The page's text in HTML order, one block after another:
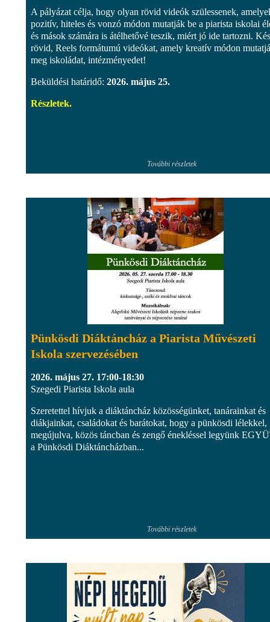
A pályázat célja, hogy olyan rövid videók szülessenek,
pozitív, hiteles és vonzó módon mutatják be a piarista iskolai
és mások számára is átélhetővé teszik, miért jó ide tartozni.
rövid, Reels formátumú videókat, amely kreatív módon
meg iskoládat, intézményedet!
Beküldési határidő: 2026. május 25.
Részletek.
További részletek
Pünkösdi Diáktáncház a Piarista Művészeti
Iskola szervezésében
2026. május 27. 17:00-18:30
Szegedi Piarista Iskola aula
Szeretettel hívjuk a diáktáncház közösségünket, tanárainkat és
diákjainkat, családokat és barátokat, hogy a pünkösdi lélekkel,
megújulva, közös táncban és zengő énekléssel legyünk
a Pünkösdi Diáktáncházban...
További részletek